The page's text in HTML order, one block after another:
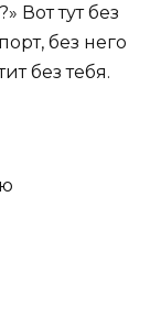
Вот тут без
без него
без тебя.